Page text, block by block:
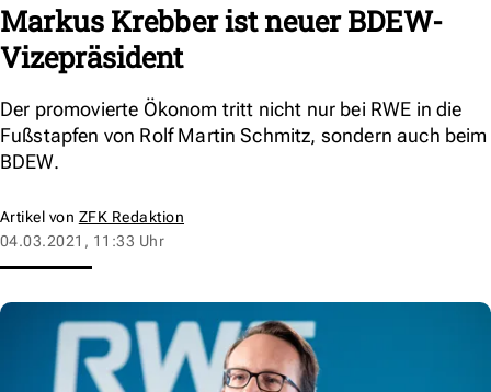
Markus Krebber ist neuer BDEW-
Vizepräsident
Der promovierte Ökonom tritt nicht nur bei RWE in die
Fußstapfen von Rolf Martin Schmitz, sondern auch beim
BDEW.
Artikel von ZFK Redaktion
04.03.2021, 11:33 Uhr